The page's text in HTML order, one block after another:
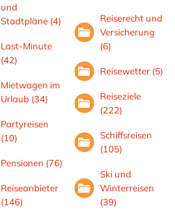
und
Stadtpläne (4)
Last-Minute
(42)
Mietwagen im
Urlaub (34)
Partyreisen
(10)
Pensionen (76)
Reiseanbieter
(146)
Reiserecht und
Versicherung
(6)
Reisewetter (5)
Reiseziele
(222)
Schiffsreisen
(105)
Ski und
Winterreisen
(39)